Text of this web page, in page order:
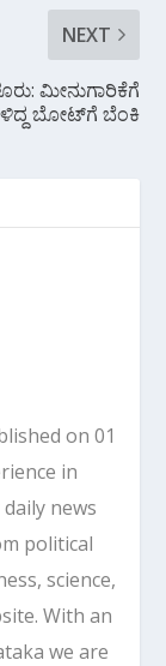
NEXT
ಮೀನುಗಾರಿಕೆಗೆ
ಬೋಟ್‌ಗೆ ಬೆಂಕಿ
on 01
in
news
political
science,
With an
we are